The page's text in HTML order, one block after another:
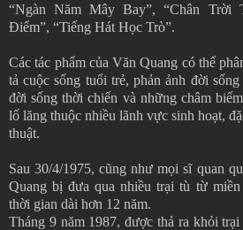
“Ngàn Năm Mây Bay”, “Chân Trời
Điểm”, “Tiếng Hát Học Trò”.
Các tác phẩm của Văn Quang có thể
tả cuộc sống tuổi trẻ, phản ảnh đời
đời sống thời chiến và những châm
lố lăng thuộc nhiều lãnh vực sinh hoạt,
thuật.
Sau 30/4/1975, cũng như mọi sĩ quan
Quang bị đưa qua nhiều trại tù từ
thời gian dài hơn 12 năm.
Tháng 9 năm 1987, được thả ra khỏi